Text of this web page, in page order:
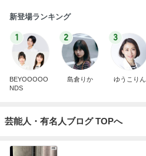
新登場ランキング
1
BEYOOOOO
NDS
2
島倉りか
3
ゆうこりん
芸能人・有名人ブログ TOPへ